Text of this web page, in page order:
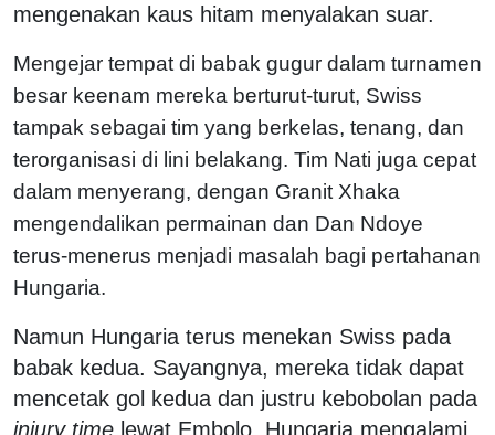
mengenakan kaus hitam menyalakan suar.
Mengejar tempat di babak gugur dalam turnamen
besar keenam mereka berturut-turut, Swiss
tampak sebagai tim yang berkelas, tenang, dan
terorganisasi di lini belakang. Tim Nati juga cepat
dalam menyerang, dengan Granit Xhaka
mengendalikan permainan dan Dan Ndoye
terus-menerus menjadi masalah bagi pertahanan
Hungaria.
Namun Hungaria terus menekan Swiss pada
babak kedua. Sayangnya, mereka tidak dapat
mencetak gol kedua dan justru kebobolan pada
injury time lewat Embolo. Hungaria mengalami